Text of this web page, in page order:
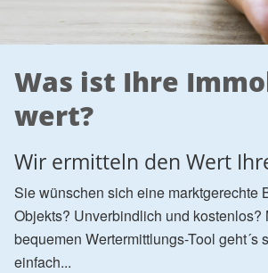
Was ist Ihre
wert?
Wir ermitteln den Wert
Sie wünschen sich eine marktgerechte
Objekts? Unverbindlich und kostenlos?
bequemen Wertermittlungs-Tool geht´s
einfach...